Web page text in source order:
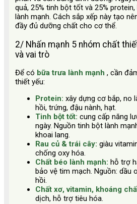
quả, 25% tinh bột tốt và 25%
lành mạnh. Cách sắp xếp này tạo
đầy đủ dưỡng chất cho cơ thể.
2/ Nhấn mạnh 5 nhóm chất
và vai trò
Để có bữa trưa lành mạnh , cần
thiết yếu:
Protein: xây dựng cơ bắp, no
hồi, trứng, đậu nành, hạt.
Tinh bột tốt: cung cấp năng
ngày. Nguồn tinh bột lành
khoai lang.
Rau củ & trái cây: giàu
chống oxy hóa.
Chất béo lành mạnh: hỗ trợ
bảo vệ tim mạch. Nguồn: dầu
hồi.
Chất xơ, vitamin, khoáng
dịch, hỗ trợ tiêu hóa.